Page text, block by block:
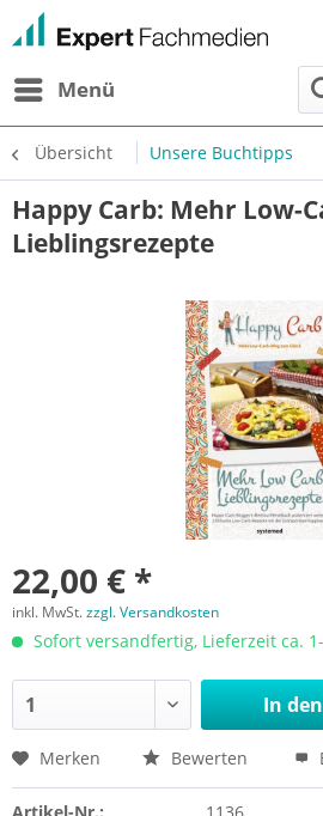
Menü
Übersicht Unsere Buchtipps
Happy Carb: Mehr Low-
Lieblingsrezepte
22,00 € *
inkl. MwSt.zzgl. Versandkosten
Sofort versandfertig, Lieferzeit ca.
In den
Merken Bewerten